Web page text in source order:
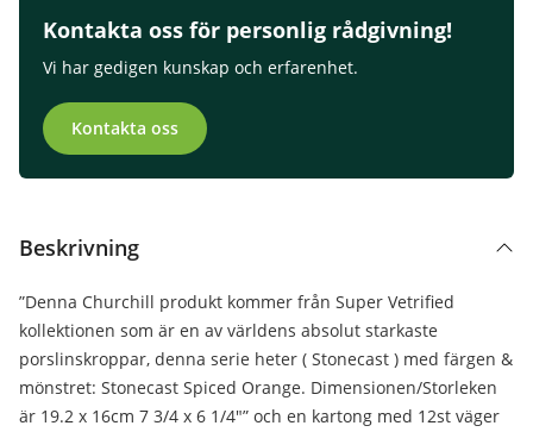
Kontakta oss för personlig rådgivning!
Vi har gedigen kunskap och erfarenhet.
Kontakta oss
Beskrivning
”Denna Churchill produkt kommer från Super Vetrified
kollektionen som är en av världens absolut starkaste
porslinskroppar, denna serie heter ( Stonecast ) med färgen &
mönstret: Stonecast Spiced Orange. Dimensionen/Storleken
är 19.2 x 16cm 7 3/4 x 6 1/4″” och en kartong med 12st väger